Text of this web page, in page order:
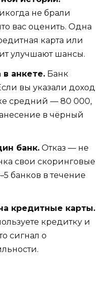
не брали
вас оценить. Одна
карта или
улучшают шансы.
анкете. Банк
вы указали доход
средний — 80 000,
в чёрный
банк. Отказ — не
свои скоринговые
банков в течение
кредитные карты.
кредитку и
сигнал о